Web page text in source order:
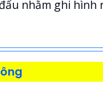
nhằm ghi hình